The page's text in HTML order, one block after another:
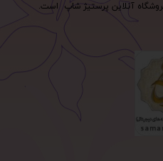
آنلاین پرستیژ شاپ است.